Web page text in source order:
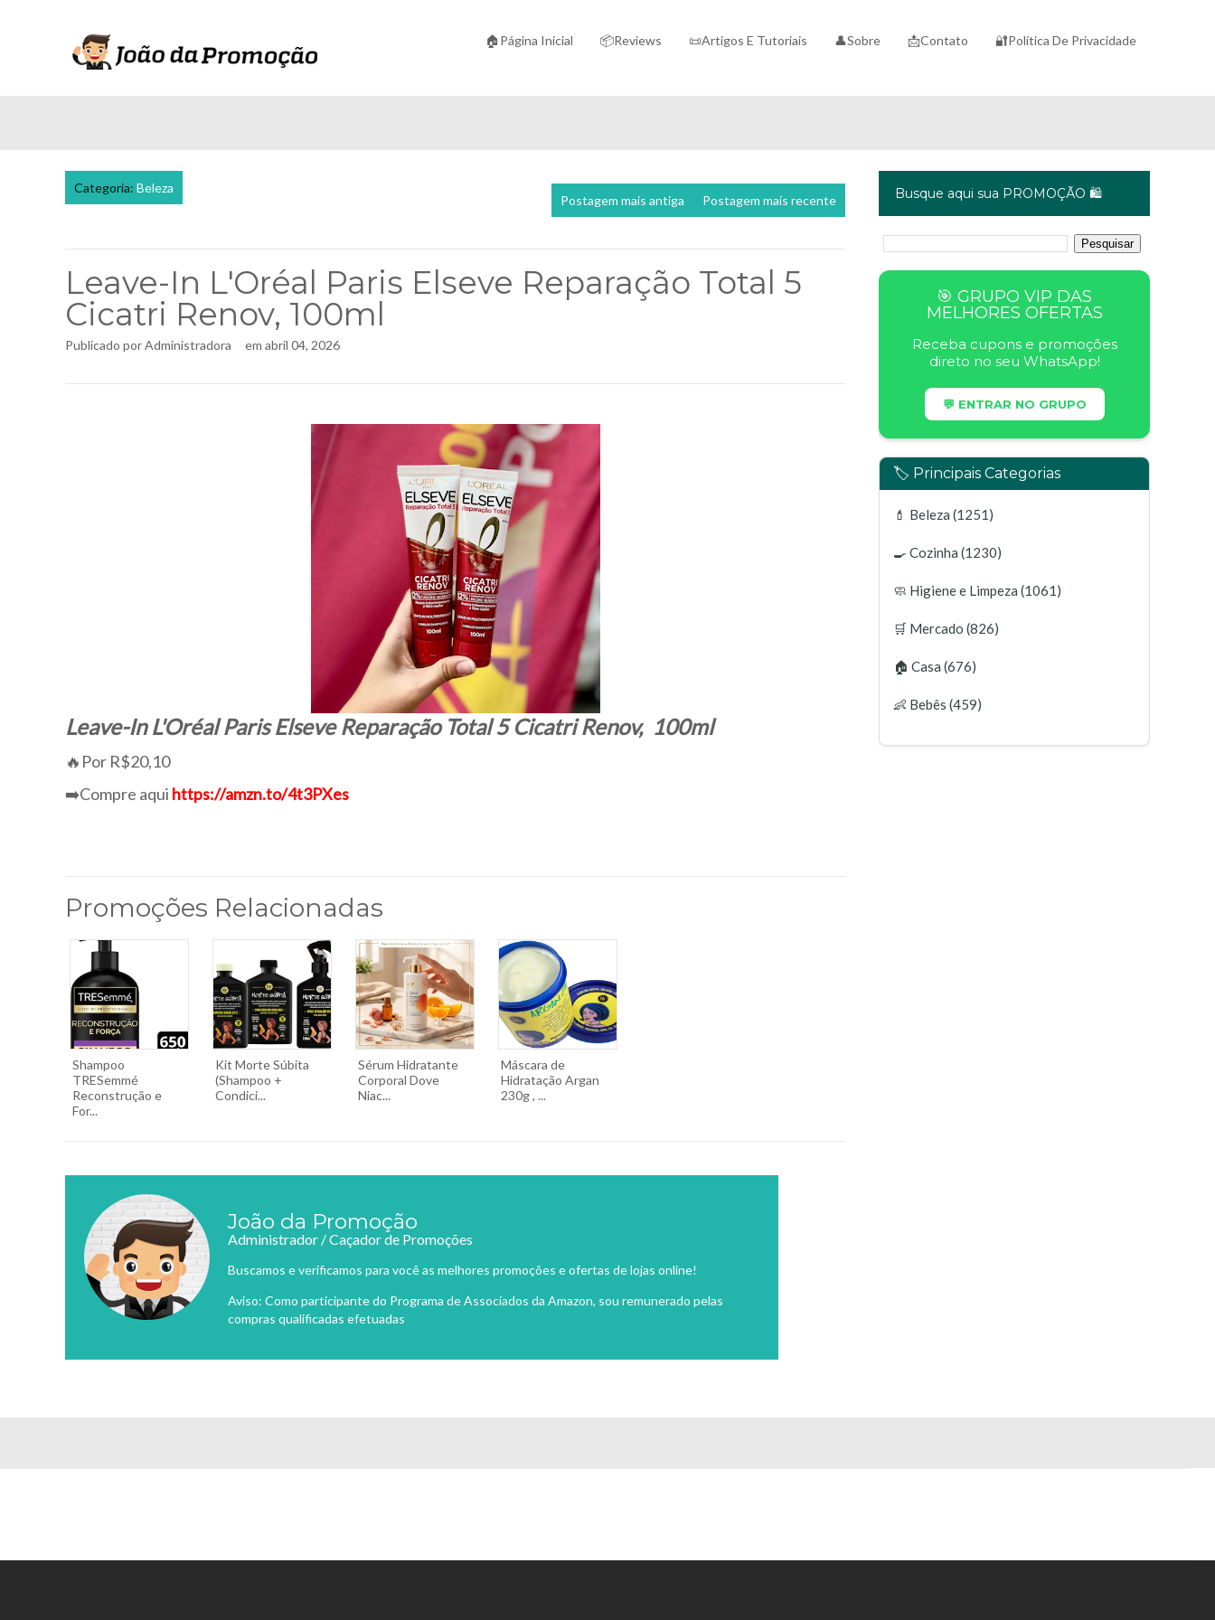
🏠Página Inicial 📦Reviews 📜Artigos E Tutoriais 👤Sobre 📩Contato 🔐Política De Privacidade
Categoria: Beleza
Postagem mais recente
Postagem mais antiga
Leave-In L'Oréal Paris Elseve Reparação Total 5
Cicatri Renov, 100ml
Publicado porAdministradora em abril 04, 2026
Leave-In L'Oréal Paris Elseve Reparação Total 5 Cicatri Renov, 100ml
🔥Por R$20,10
➡️Compre aqui https://amzn.to/4t3PXes
Promoções Relacionadas
Shampoo
TRESemmé
Reconstrução e
For...
Kit Morte Súbita
(Shampoo +
Condici...
Sérum Hidratante
Corporal Dove
Niac...
Máscara de
Hidratação Argan
230g , ...
João da Promoção
Administrador / Caçador de Promoções
Buscamos e verificamos para você as melhores promoções e ofertas de lojas online!
Aviso: Como participante do Programa de Associados da Amazon, sou remunerado pelas
compras qualificadas efetuadas
Busque aqui sua PROMOÇÃO 🛍️
🎯 GRUPO VIP DAS
MELHORES OFERTAS
Receba cupons e promoções
direto no seu WhatsApp!
💬 ENTRAR NO GRUPO
🏷️ Principais Categorias
💄 Beleza (1251)
🍳 Cozinha (1230)
🧼 Higiene e Limpeza (1061)
🛒 Mercado (826)
🏠 Casa (676)
👶 Bebês (459)